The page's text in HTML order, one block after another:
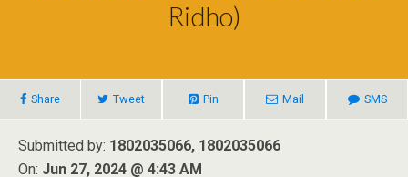
Ridho)
Share Tweet Pin Mail SMS
Submitted by: 1802035066, 1802035066
On: Jun 27, 2024 @ 4:43 AM